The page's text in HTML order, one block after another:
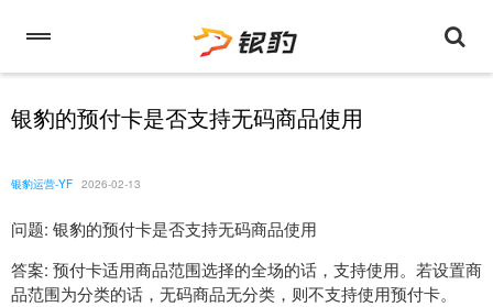
银豹的预付卡是否支持无码商品使用
银豹运营-YF 2026-02-13
问题: 银豹的预付卡是否支持无码商品使用
答案: 预付卡适用商品范围选择的全场的话，支持使用。若设置商
品范围为分类的话，无码商品无分类，则不支持使用预付卡。